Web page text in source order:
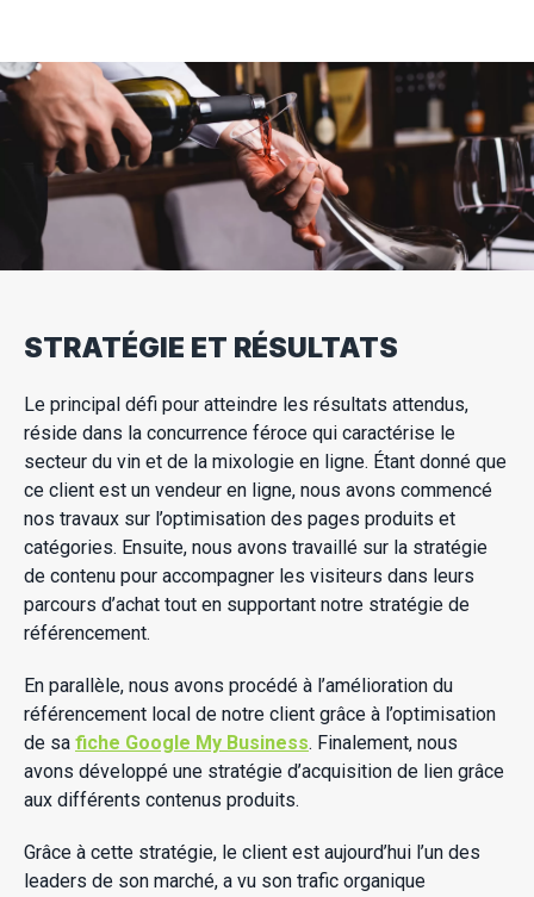
STRATÉGIE ET RÉSULTATS
Le principal défi pour atteindre les résultats attendus,
réside dans la concurrence féroce qui caractérise le
secteur du vin et de la mixologie en ligne. Étant donné que
ce client est un vendeur en ligne, nous avons commencé
nos travaux sur l’optimisation des pages produits et
catégories. Ensuite, nous avons travaillé sur la stratégie
de contenu pour accompagner les visiteurs dans leurs
parcours d’achat tout en supportant notre stratégie de
référencement.
En parallèle, nous avons procédé à l’amélioration du
référencement local de notre client grâce à l’optimisation
de sa fiche Google My Business. Finalement, nous
avons développé une stratégie d’acquisition de lien grâce
aux différents contenus produits.
Grâce à cette stratégie, le client est aujourd’hui l’un des
leaders de son marché, a vu son trafic organique